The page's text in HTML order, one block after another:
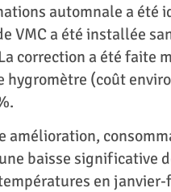
automnale a
VMC a été installée
correction a été faite
(coût
amélioration,
baisse significative
en